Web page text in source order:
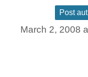
Post
March 2, 2008